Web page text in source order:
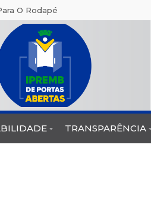
O Rodapé
TRANSPARÊNCIA